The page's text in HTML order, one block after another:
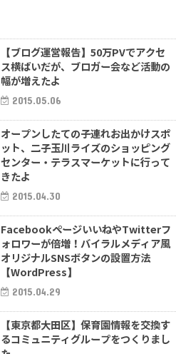
【ブログ運営報告】50万PVでアクセ
ス横ばいだが、ブロガー会など活動の
幅が増えたよ
2015.05.06
オープンしたての子連れお出かけスポ
ット、二子玉川ライズのショッピング
センター・テラスマーケットに行って
きたよ
2015.04.30
FacebookページいいねやTwitterフ
ォロワーが倍増！バイラルメディア風
オリジナルSNSボタンの設置方法
【WordPress】
2015.04.29
【東京都大田区】保育園情報を交換す
るコミュニティグループをつくりまし